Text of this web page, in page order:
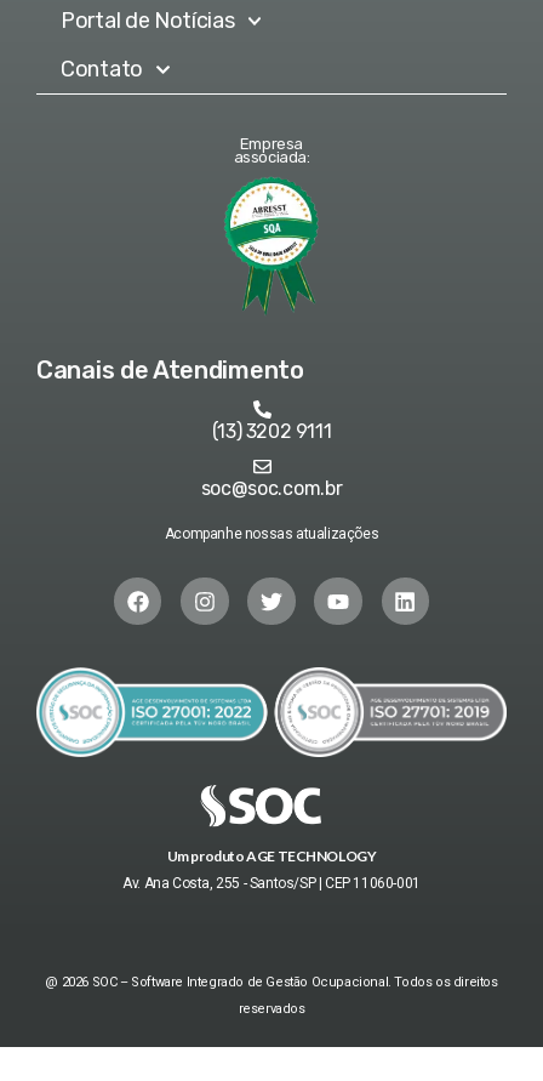
Portal de Notícias
Contato
Empresa
associada:
Canais de Atendimento
(13) 3202 9111
soc@soc.com.br
Acompanhe nossas atualizações
Um produto AGE TECHNOLOGY
Av. Ana Costa, 255 - Santos/SP | CEP 11060-001
@ 2026 SOC – Software Integrado de Gestão Ocupacional. Todos os direitos
reservados